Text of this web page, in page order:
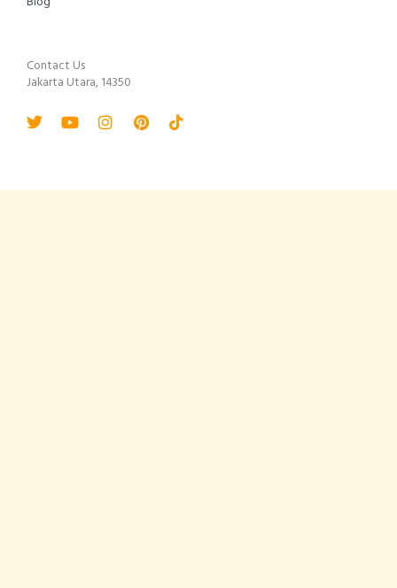
Contact Us
Jakarta Utara, 14350
TwitterYoutubeInstagram
PinterestTiktok